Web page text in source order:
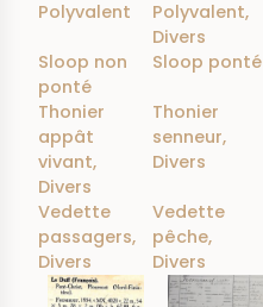
Polyvalent
Polyvalent,
Divers
Sloop non
ponté
Sloop ponté
Thonier
appât
vivant,
Divers
Thonier
senneur,
Divers
Vedette
passagers,
Divers
Vedette
pêche,
Divers